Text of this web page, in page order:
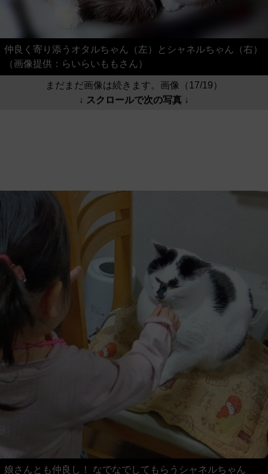
仲良く寄り添うオタルちゃん（左）とシャネルちゃん（右）
（画像提供：らいらいももさん）
まだまだ画像は続きます。画像（17/19）
↓ スクロールで次の写真 ↓
娘さんとも仲良し！ なでなでしてもらうシャネルちゃん